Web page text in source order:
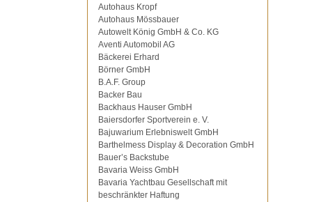
Autohaus Kropf
Autohaus Mössbauer
Autowelt König GmbH & Co. KG
Aventi Automobil AG
Bäckerei Erhard
Börner GmbH
B.A.F. Group
Backer Bau
Backhaus Hauser GmbH
Baiersdorfer Sportverein e. V.
Bajuwarium Erlebniswelt GmbH
Barthelmess Display & Decoration GmbH
Bauer’s Backstube
Bavaria Weiss GmbH
Bavaria Yachtbau Gesellschaft mit
beschränkter Haftung